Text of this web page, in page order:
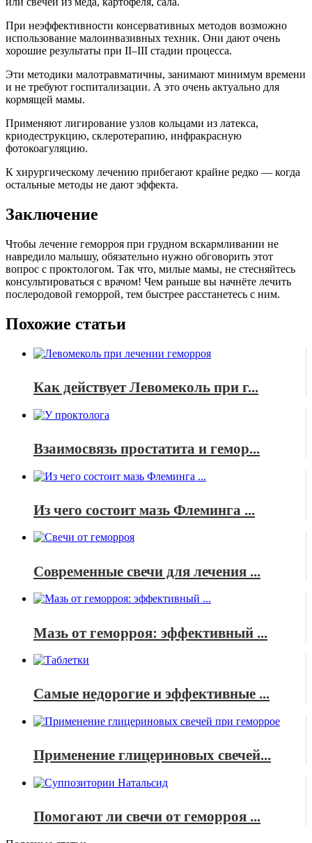
При неэффективности консервативных методов возможно
использование малоинвазивных техник. Они дают очень
хорошие результаты при II–III стадии процесса.
Эти методики малотравматичны, занимают минимум времени
и не требуют госпитализации. А это очень актуально для
кормящей мамы.
Применяют лигирование узлов кольцами из латекса,
криодеструкцию, склеротерапию, инфракрасную
фотокоагуляцию.
К хирургическому лечению прибегают крайне редко — когда
остальные методы не дают эффекта.
Заключение
Чтобы лечение геморроя при грудном вскармливании не
навредило малышу, обязательно нужно обговорить этот
вопрос с проктологом. Так что, милые мамы, не стесняйтесь
консультироваться с врачом! Чем раньше вы начнёте лечить
послеродовой геморрой, тем быстрее расстанетесь с ним.
Похожие статьи
Как действует Левомеколь при г...
Взаимосвязь простатита и гемор...
Из чего состоит мазь Флеминга ...
Современные свечи для лечения ...
Мазь от геморроя: эффективный ...
Самые недорогие и эффективные ...
Применение глицериновых свечей...
Помогают ли свечи от геморроя ...